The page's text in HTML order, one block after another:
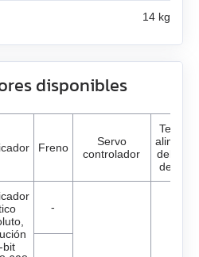
14 kg
disponibles
Freno
Servo
controlador
del
de
bit
-